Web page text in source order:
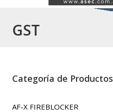
GST
Categoría de Productos
AF-X FIREBLOCKER